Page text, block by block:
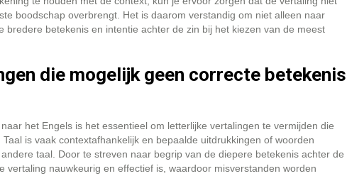
boodschap overbrengt. Het is daarom verstandig om niet alleen naar
bredere betekenis en intentie achter de zin bij het kiezen van de meest
die mogelijk geen correcte betekenis
het Engels is het essentieel om letterlijke vertalingen te vermijden die
is vaak contextafhankelijk en bepaalde uitdrukkingen of woorden
taal. Door te streven naar begrip van de diepere betekenis achter de
vertaling nauwkeurig en effectief is, waardoor misverstanden worden